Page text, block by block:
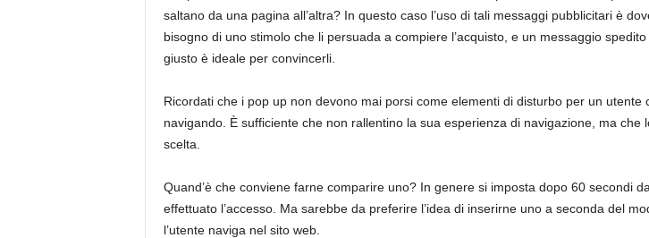
saltano da una pagina all’altra? In questo caso l’uso di tali messaggi pubblicitari è
bisogno di uno stimolo che li persuada a compiere l’acquisto, e un messaggio
giusto è ideale per convincerli.
Ricordati che i pop up non devono mai porsi come elementi di disturbo per un utente
navigando. È sufficiente che non rallentino la sua esperienza di navigazione, ma che
scelta.
Quand’è che conviene farne comparire uno? In genere si imposta dopo 60 secondi
effettuato l’accesso. Ma sarebbe da preferire l’idea di inserirne uno a seconda del
l’utente naviga nel sito web.